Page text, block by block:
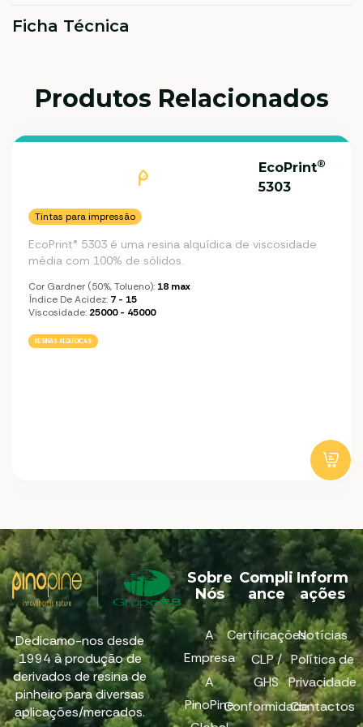
Ficha Técnica
Produtos Relacionados
EcoPrint®
5303
Tintas para impressão
EcoPrint® 5303 é uma resina alquídica de viscosidade
média com 100% de sólidos.
Cor Gardner (50%, Tolueno): 18 max
Índice De Acidez: 7 - 15
Viscosidade: 25000 - 45000
RESINAS ALQUÍDICAS
Dedicamo-nos desde
1994 à produção de
derivados de resina de
pinheiro para diversas
aplicações/mercados.
Sobre
Nós
A
Empresa
A
PinoPine
Compli
ance
Certificações
CLP /
GHS
Conformidade
Inform
ações
Notícias
Política de
Privacidade
Contactos